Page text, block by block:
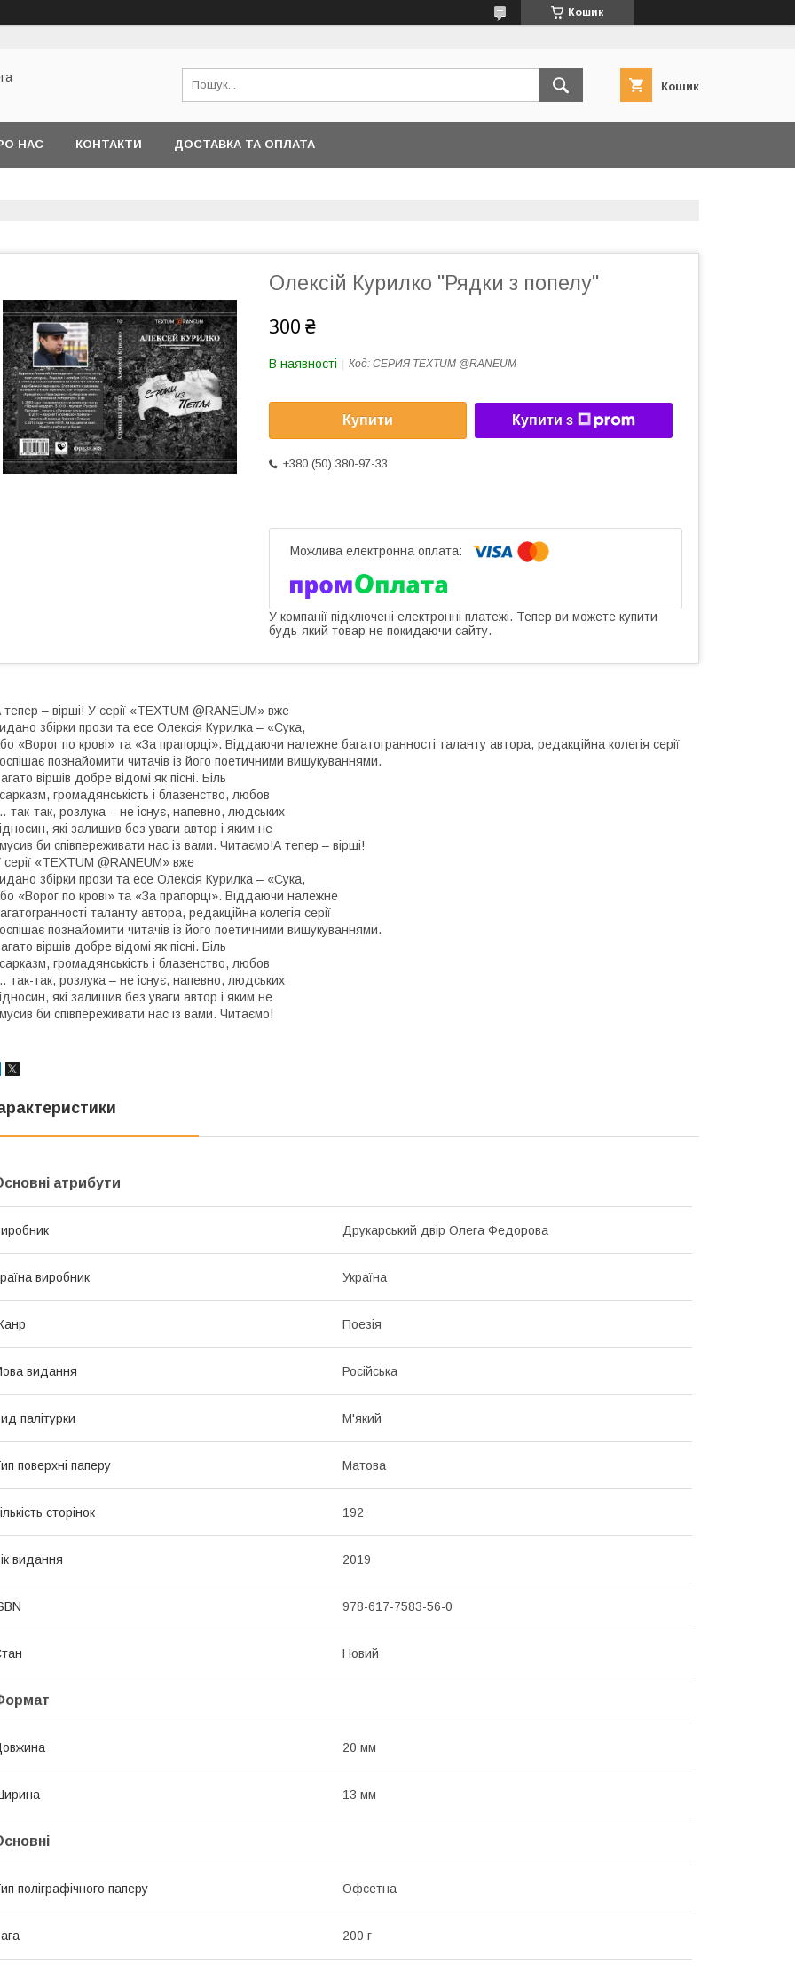
Кошик
Кошик
НАС КОНТАКТИ ДОСТАВКА ТА ОПЛАТА
Олексій Курилко "Рядки з попелу"
300 ₴
В наявності Код: СЕРИЯ TEXTUM @RANEUM
Купити Купити з
+380 (50) 380-97-33
У компанії підключені електронні платежі. Тепер ви можете купити
будь-який товар не покидаючи сайту.
тепер – вірші! У серії «TEXTUM @RANEUM» вже
збірки прози та есе Олексія Курилка – «Сука,
«Ворог по крові» та «За прапорці». Віддаючи належне багатогранності таланту автора, редакційна колегія серії
познайомити читачів із його поетичними вишукуваннями.
віршів добре відомі як пісні. Біль
сарказм, громадянськість і блазенство, любов
так-так, розлука – не існує, напевно, людських
які залишив без уваги автор і яким не
би співпереживати нас із вами. Читаємо!А тепер – вірші!
серії «TEXTUM @RANEUM» вже
збірки прози та есе Олексія Курилка – «Сука,
«Ворог по крові» та «За прапорці». Віддаючи належне
таланту автора, редакційна колегія серії
познайомити читачів із його поетичними вишукуваннями.
віршів добре відомі як пісні. Біль
сарказм, громадянськість і блазенство, любов
так-так, розлука – не існує, напевно, людських
які залишив без уваги автор і яким не
би співпереживати нас із вами. Читаємо!
атрибути
Друкарський двір Олега Федорова
виробник Україна
Поезія
видання Російська
палітурки М'який
поверхні паперу Матова
сторінок 192
видання 2019
978-617-7583-56-0
Новий
20 мм
13 мм
поліграфічного паперу Офсетна
200 г